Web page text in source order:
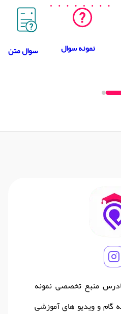
نمونه سوال سوال متن
منبع تخصصی نمونه
گام و ویدیو های آموزشی